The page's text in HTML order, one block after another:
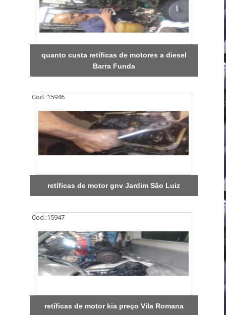
quanto custa retíficas de motores a diesel
Barra Funda
Cod.:15946
retíficas de motor gnv Jardim São Luiz
Cod.:15947
retíficas de motor kia preço Vila Romana